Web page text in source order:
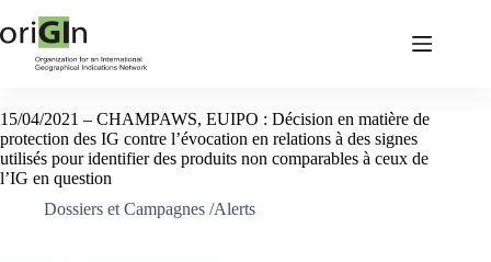
15/04/2021 – CHAMPAWS, EUIPO : Décision en matière de
protection des IG contre l’évocation en relations à des signes
utilisés pour identifier des produits non comparables à ceux de
l’IG en question
Dossiers et Campagnes /Alerts